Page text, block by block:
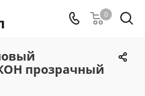
0
прозрачный